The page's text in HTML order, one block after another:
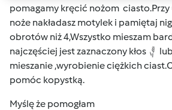
pomagamy kręcić nożom ciasto.Przy
noże nakładasz motylek i pamiętaj
obrotów niż 4,Wszystko mieszam
najczęściej jest zaznaczony kłos
mieszanie ,wyrobienie ciężkich
pomóc kopystką.
Myślę że pomogłam